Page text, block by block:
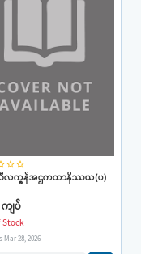
star_borderstar_border
က္ခန်အဌကထာနိဿယ(ပ)
ကျပ်
Mar 28, 2026